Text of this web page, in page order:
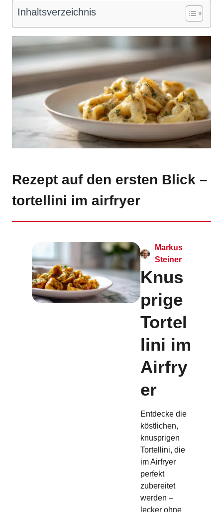
Inhaltsverzeichnis
Rezept auf den ersten Blick –
tortellini im airfryer
Markus
Steiner
Knus
prige
Tortel
lini im
Airfry
er
Entdecke die
köstlichen,
knusprigen
Tortellini, die
im Airfryer
perfekt
zubereitet
werden –
lecker ohne